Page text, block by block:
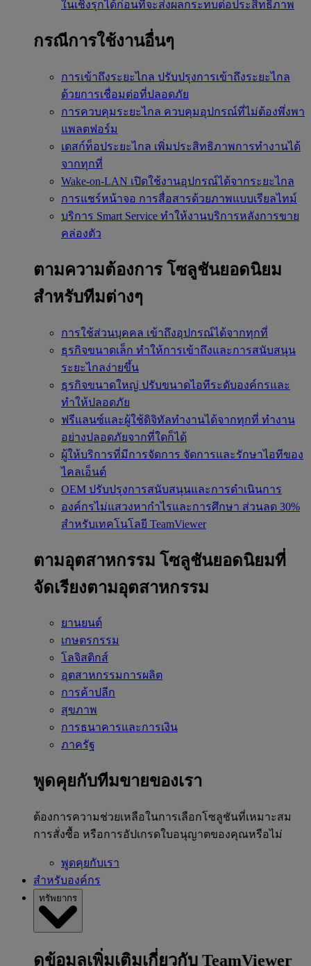
ในเชิงรุกได้ก่อนที่จะส่งผลกระทบต่อประสิทธิภาพ
กรณีการใช้งานอื่นๆ
การเข้าถึงระยะไกล ปรับปรุงการเข้าถึงระยะไกล
ด้วยการเชื่อมต่อที่ปลอดภัย
การควบคุมระยะไกล ควบคุมอุปกรณ์ที่ไม่ต้องพึ่งพา
แพลตฟอร์ม
เดสก์ท็อประยะไกล เพิ่มประสิทธิภาพการทำงานได้
จากทุกที่
Wake-on-LAN เปิดใช้งานอุปกรณ์ได้จากระยะไกล
การแชร์หน้าจอ การสื่อสารด้วยภาพแบบเรียลไทม์
บริการ Smart Service ทำให้งานบริการหลังการขาย
คล่องตัว
ตามความต้องการ โซลูชันยอดนิยม
สำหรับทีมต่างๆ
การใช้ส่วนบุคคล เข้าถึงอุปกรณ์ได้จากทุกที่
ธุรกิจขนาดเล็ก ทำให้การเข้าถึงและการสนับสนุน
ระยะไกลง่ายขึ้น
ธุรกิจขนาดใหญ่ ปรับขนาดไอทีระดับองค์กรและ
ทำให้ปลอดภัย
ฟรีแลนซ์และผู้ใช้ดิจิทัลทำงานได้จากทุกที่ ทำงาน
อย่างปลอดภัยจากที่ใดก็ได้
ผู้ให้บริการที่มีการจัดการ จัดการและรักษาไอทีของ
ไคลเอ็นต์
OEM ปรับปรุงการสนับสนุนและการดำเนินการ
องค์กรไม่แสวงหากำไรและการศึกษา ส่วนลด 30%
สำหรับเทคโนโลยี TeamViewer
ตามอุตสาหกรรม โซลูชันยอดนิยมที่
จัดเรียงตามอุตสาหกรรม
ยานยนต์
เกษตรกรรม
โลจิสติกส์
อุตสาหกรรมการผลิต
การค้าปลีก
สุขภาพ
การธนาคารและการเงิน
ภาครัฐ
พูดคุยกับทีมขายของเรา
ต้องการความช่วยเหลือในการเลือกโซลูชันที่เหมาะสม
การสั่งซื้อ หรือการอัปเกรดใบอนุญาตของคุณหรือไม่
พูดคุยกับเรา
สำหรับองค์กร
ทรัพยากร
ดูข้อมูลเพิ่มเติมเกี่ยวกับ TeamViewer